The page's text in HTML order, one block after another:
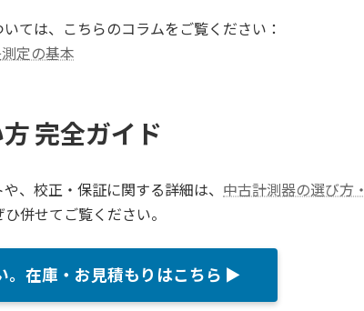
ては、こちらのコラムをご覧ください：
定の基本
完全ガイド
、校正・保証に関する詳細は、 中古計測器の選び方・
併せてご覧ください。
。在庫・お見積もりはこちら ▶